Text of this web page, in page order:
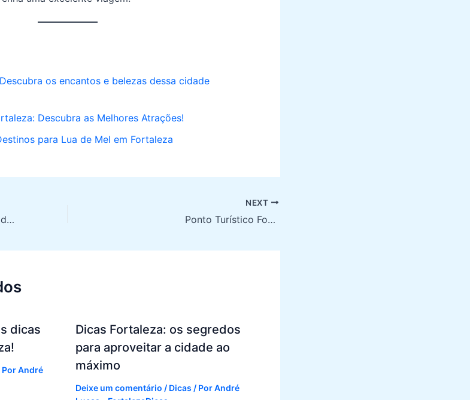
os encantos e belezas dessa cidade
Descubra as Melhores Atrações!
para Lua de Mel em Fortaleza
Pontos turísticos em Fortaleza: descubra as melhores atrações
NEXT
Ponto Turístico Fortaleza: Descubra as belezas da cidade
dicas
PorAndré
Dicas Fortaleza: os segredos
para aproveitar a cidade ao
máximo
Deixe um comentário / Dicas / PorAndré